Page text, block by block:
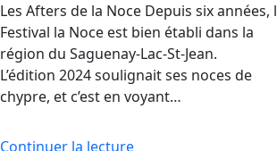
Les Afters de la Noce Depuis six années,
Festival la Noce est bien établi dans la
région du Saguenay-Lac-St-Jean.
L’édition 2024 soulignait ses noces de
chypre, et c’est en voyant…
Continuer la lecture